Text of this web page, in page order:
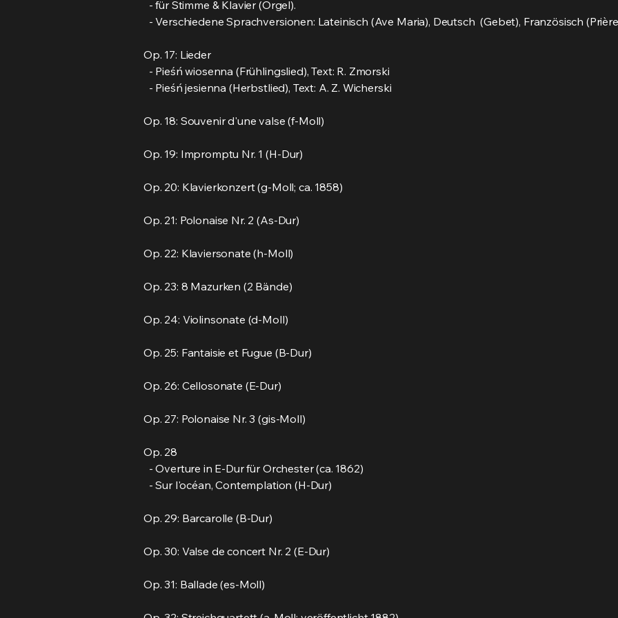
- für Stimme & Klavier (Orgel).
- Verschiedene Sprachversionen: Lateinisch (Ave Maria), Deutsch (Gebet), Französisch
Op. 17: Lieder
- Pieśń wiosenna (Frühlingslied), Text: R. Zmorski
- Pieśń jesienna (Herbstlied), Text: A. Z. Wicherski
Op. 18: Souvenir d'une valse (f-Moll)
Op. 19: Impromptu Nr. 1 (H-Dur)
Op. 20: Klavierkonzert (g-Moll; ca. 1858)
Op. 21: Polonaise Nr. 2 (As-Dur)
Op. 22: Klaviersonate (h-Moll)
Op. 23: 8 Mazurken (2 Bände)
Op. 24: Violinsonate (d-Moll)
Op. 25: Fantaisie et Fugue (B-Dur)
Op. 26: Cellosonate (E-Dur)
Op. 27: Polonaise Nr. 3 (gis-Moll)
Op. 28
- Overture in E-Dur für Orchester (ca. 1862)
- Sur l'océan, Contemplation (H-Dur)
Op. 29: Barcarolle (B-Dur)
Op. 30: Valse de concert Nr. 2 (E-Dur)
Op. 31: Ballade (es-Moll)